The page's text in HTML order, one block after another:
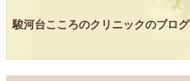
駿河台こころのクリニックのブログ